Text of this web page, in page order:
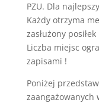
PZU. Dla
Każdy otrzyma
zasłużony
Liczba miejsc
zapisami !
Poniżej